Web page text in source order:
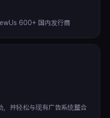
600+ 国内发行商
，并轻松与现有广告系统整合